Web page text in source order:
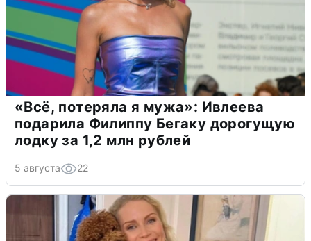
«Всё, потеряла я мужа»: Ивлеева
подарила Филиппу Бегаку дорогущую
лодку за 1,2 млн рублей
5 августа 22